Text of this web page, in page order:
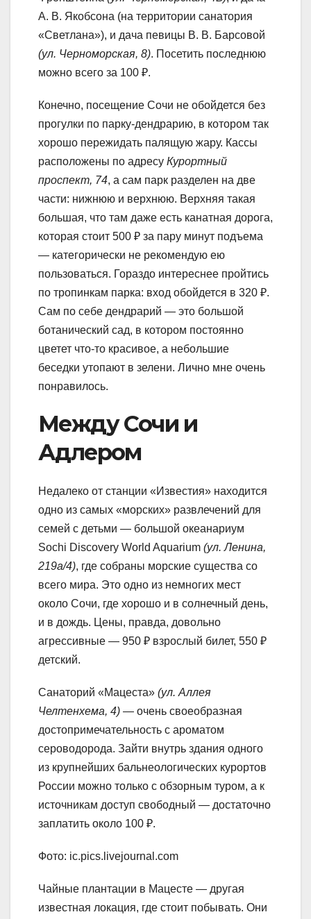
А. В. Якобсона (на территории санатория
«Светлана»), и дача певицы В. В. Барсовой
(ул. Черноморская, 8). Посетить последнюю
можно всего за 100 ₽.
Конечно, посещение Сочи не обойдется без
прогулки по парку-дендрарию, в котором так
хорошо пережидать палящую жару. Кассы
расположены по адресу Курортный
проспект, 74, а сам парк разделен на две
части: нижнюю и верхнюю. Верхняя такая
большая, что там даже есть канатная дорога,
которая стоит 500 ₽ за пару минут подъема
— категорически не рекомендую ею
пользоваться. Гораздо интереснее пройтись
по тропинкам парка: вход обойдется в 320 ₽.
Сам по себе дендрарий — это большой
ботанический сад, в котором постоянно
цветет что-то красивое, а небольшие
беседки утопают в зелени. Лично мне очень
понравилось.
Между Сочи и
Адлером
Недалеко от станции «Известия» находится
одно из самых «морских» развлечений для
семей с детьми — большой океанариум
Sochi Discovery World Aquarium (ул. Ленина,
219а/4), где собраны морские существа со
всего мира. Это одно из немногих мест
около Сочи, где хорошо и в солнечный день,
и в дождь. Цены, правда, довольно
агрессивные — 950 ₽ взрослый билет, 550 ₽
детский.
Санаторий «Мацеста» (ул. Аллея
Челтенхема, 4) — очень своеобразная
достопримечательность с ароматом
сероводорода. Зайти внутрь здания одного
из крупнейших бальнеологических курортов
России можно только с обзорным туром, а к
источникам доступ свободный — достаточно
заплатить около 100 ₽.
Фото: ic.pics.livejournal.com
Чайные плантации в Мацесте — другая
известная локация, где стоит побывать. Они